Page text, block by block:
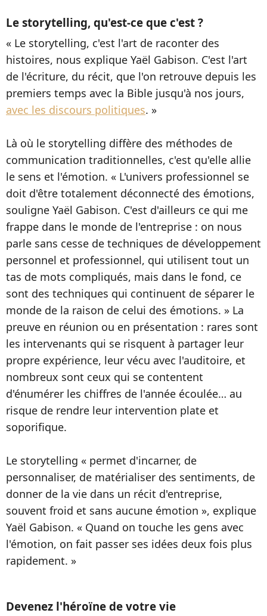
Le storytelling, qu'est-ce que c'est ?
« Le storytelling, c'est l'art de raconter des
histoires, nous explique Yaël Gabison. C'est l'art
de l'écriture, du récit, que l'on retrouve depuis les
premiers temps avec la Bible jusqu'à nos jours,
avec les discours politiques. »
Là où le storytelling diffère des méthodes de
communication traditionnelles, c'est qu'elle allie
le sens et l'émotion. « L'univers professionnel se
doit d'être totalement déconnecté des émotions,
souligne Yaël Gabison. C'est d'ailleurs ce qui me
frappe dans le monde de l'entreprise : on nous
parle sans cesse de techniques de développement
personnel et professionnel, qui utilisent tout un
tas de mots compliqués, mais dans le fond, ce
sont des techniques qui continuent de séparer le
monde de la raison de celui des émotions. » La
preuve en réunion ou en présentation : rares sont
les intervenants qui se risquent à partager leur
propre expérience, leur vécu avec l'auditoire, et
nombreux sont ceux qui se contentent
d'énumérer les chiffres de l'année écoulée… au
risque de rendre leur intervention plate et
soporifique.
Le storytelling « permet d'incarner, de
personnaliser, de matérialiser des sentiments, de
donner de la vie dans un récit d'entreprise,
souvent froid et sans aucune émotion », explique
Yaël Gabison. « Quand on touche les gens avec
l'émotion, on fait passer ses idées deux fois plus
rapidement. »
Devenez l'héroïne de votre vie